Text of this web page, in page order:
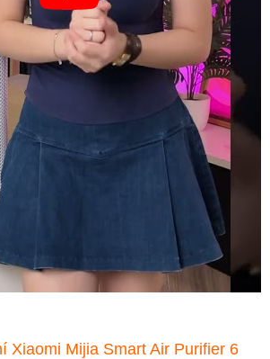
Xiaomi Mijia Smart Air Purifier 6